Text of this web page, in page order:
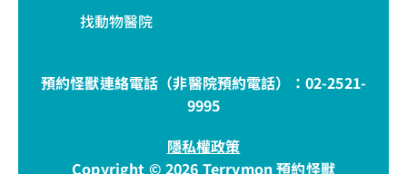
找動物醫院
預約怪獸連絡電話（非醫院預約電話）： 02-2521-
9995
隱私權政策
Copyright © 2026 Terrymon 預約怪獸